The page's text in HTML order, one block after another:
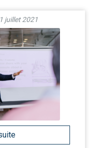
1 juillet 2021